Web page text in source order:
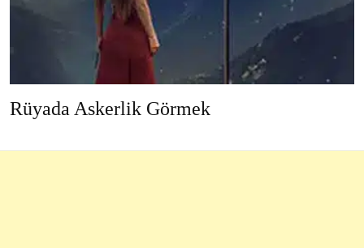
Rüyada Askerlik Görmek